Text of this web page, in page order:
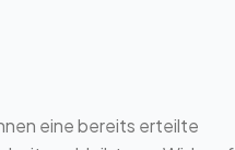
eine bereits erteilte